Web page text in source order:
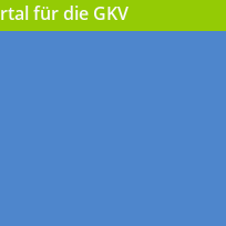
für die GKV